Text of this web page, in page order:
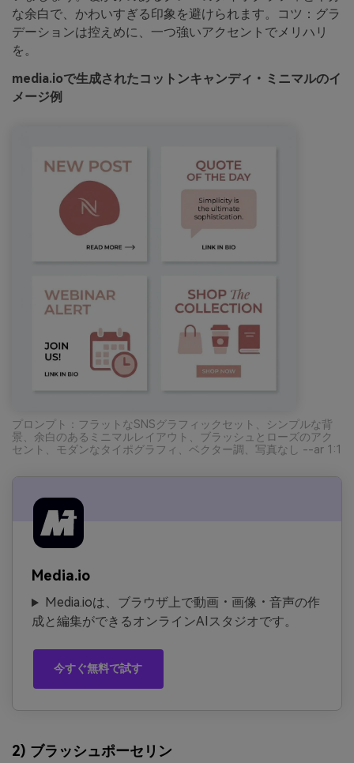
な余白で、かわいすぎる印象を避けられます。コツ：グラ
デーションは控えめに、一つ強いアクセントでメリハリ
を。
media.ioで生成されたコットンキャンディ・ミニマルのイ
メージ例
プロンプト：フラットなSNSグラフィックセット、シンプルな背
景、余白のあるミニマルレイアウト、ブラッシュとローズのアク
セント、モダンなタイポグラフィ、ベクター調、写真なし --ar 1:1
Media.io
Media.ioは、ブラウザ上で動画・画像・音声の作
成と編集ができるオンラインAIスタジオです。
今すぐ無料で試す
2) ブラッシュポーセリン